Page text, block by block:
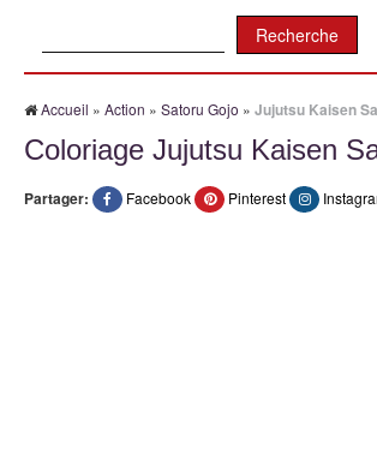
Accueil » Action » Satoru Gojo » Jujutsu Kaisen
Coloriage Jujutsu Kaisen
Partager: Facebook Pinterest